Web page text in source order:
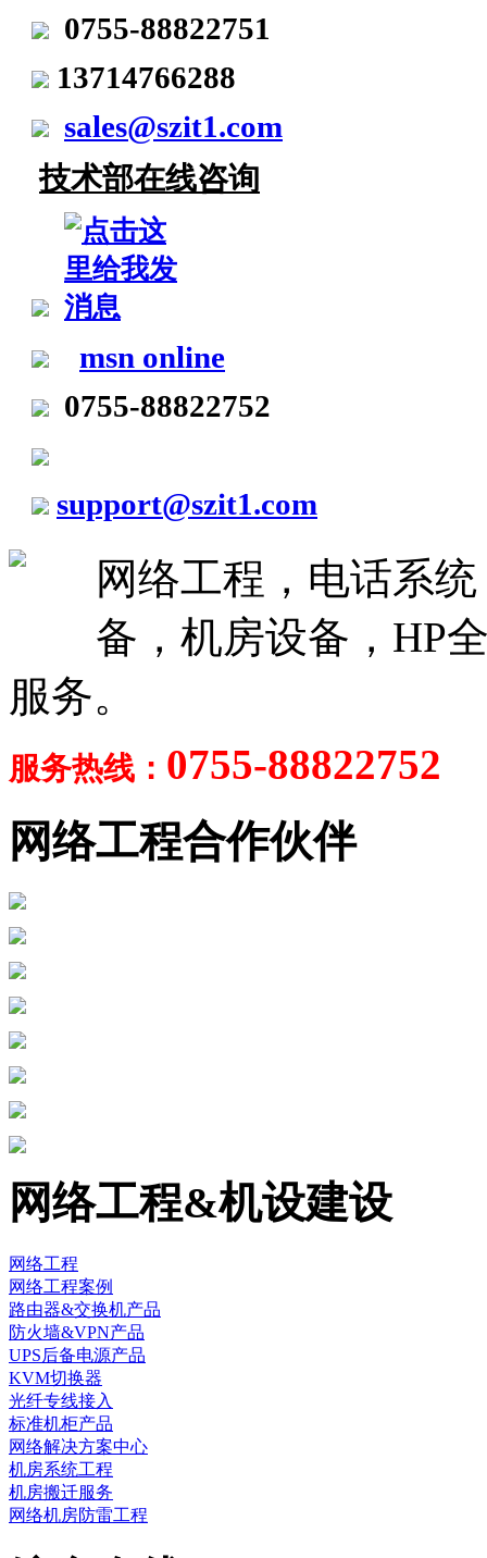
0755-88822751
13714766288
sales@szit1.com
技术部在线咨询
msn online
0755-88822752
support@szit1.com
网络工程，电话系
备，机房设备，HP
服务。
服务热线： 0755-88822752
网络工程合作伙伴
网络工程&机设建设
网络工程
网络工程案例
路由器&交换机产品
防火墙&VPN产品
UPS后备电源产品
KVM切换器
光纤专线接入
标准机柜产品
网络解决方案中心
机房系统工程
机房搬迁服务
网络机房防雷工程